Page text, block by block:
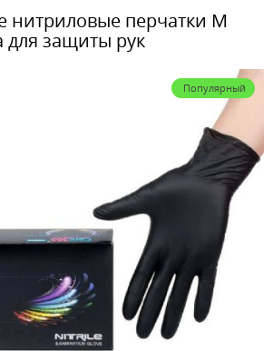
нитриловые перчатки M
для защиты рук
Популярный